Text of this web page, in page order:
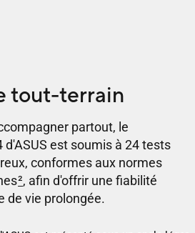
tout-terrain
partout, le
d'ASUS est soumis à 24 tests
conformes aux normes
2, afin d'offrir une fiabilité
de vie prolongée.